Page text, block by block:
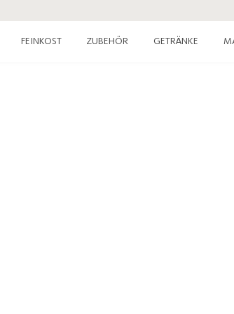
FEINKOST ZUBEHÖR GETRÄNKE